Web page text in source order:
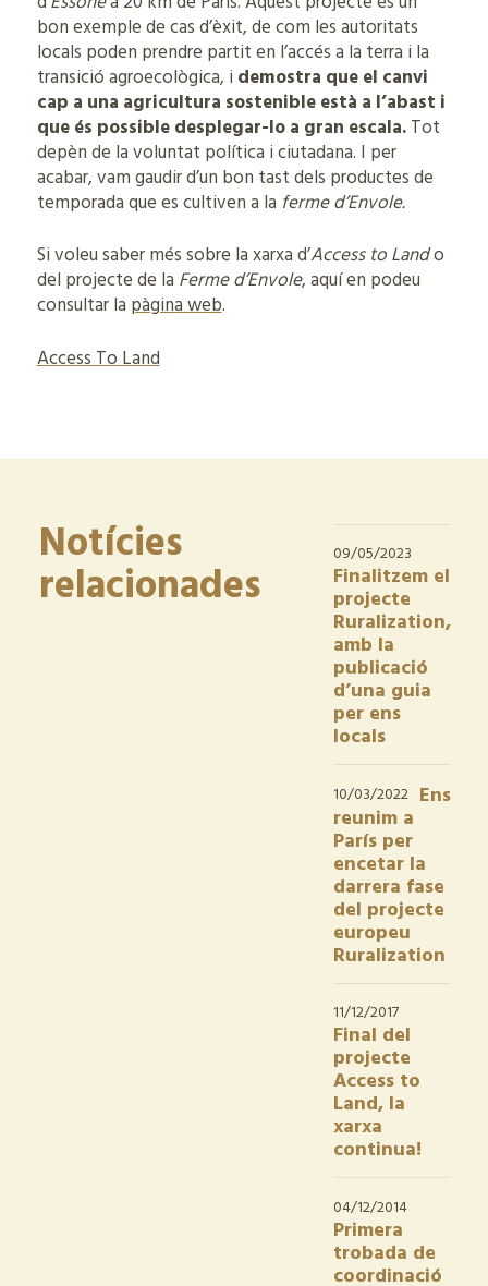
bon exemple de cas d’èxit, de com les autoritats
locals poden prendre partit en l’accés a la terra i la
transició agroecològica, i demostra que el canvi
cap a una agricultura sostenible està a l’abast i
que és possible desplegar-lo a gran escala.Tot
depèn de la voluntat política i ciutadana. I per
acabar, vam gaudir d’un bon tast dels productes de
temporada que es cultiven a la ferme d’Envole.
Si voleu saber més sobre la xarxa d’Access to Lando
del projecte de la Ferme d’Envole, aquí en podeu
consultar la pàgina web.
Access To Land
Notícies
relacionades
09/05/2023
Finalitzem el
projecte
Ruralization,
amb la
publicació
d’una guia
per ens
locals
10/03/2022 Ens
reunim a
París per
encetar la
darrera fase
del projecte
europeu
Ruralization
11/12/2017
Final del
projecte
Access to
Land, la
xarxa
continua!
04/12/2014
Primera
trobada de
coordinació